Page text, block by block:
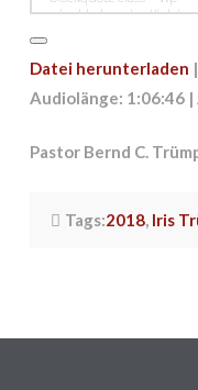
Datei herunterladen |
Audiolänge: 1:06:46|
Pastor Bernd C.
Tags:2018, Iris